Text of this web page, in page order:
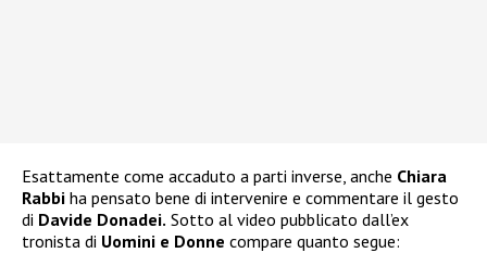
Esattamente come accaduto a parti inverse, anche Chiara
Rabbi ha pensato bene di intervenire e commentare il gesto
di Davide Donadei. Sotto al video pubblicato dall’ex
tronista di Uomini e Donne compare quanto segue: